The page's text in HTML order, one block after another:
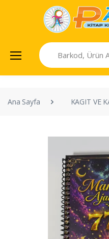
Ana Sayfa KAGIT VE